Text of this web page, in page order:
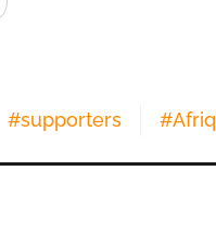
#supporters #